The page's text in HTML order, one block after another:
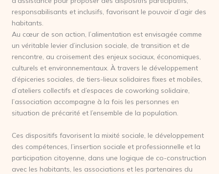
responsabilisants et inclusifs, favorisant le pouvoir d’agir des
habitants.
Au cœur de son action, l’alimentation est envisagée comme
un véritable levier d’inclusion sociale, de transition et de
rencontre, au croisement des enjeux sociaux, économiques,
culturels et environnementaux. À travers le développement
d’épiceries sociales, de tiers-lieux solidaires fixes et mobiles,
d’ateliers collectifs et d’espaces de coworking solidaire,
l’association accompagne à la fois les personnes en
situation de précarité et l’ensemble de la population.
Ces dispositifs favorisent la mixité sociale, le développement
des compétences, l’insertion sociale et professionnelle et la
participation citoyenne, dans une logique de co-construction
avec les habitants, les associations et les partenaires du